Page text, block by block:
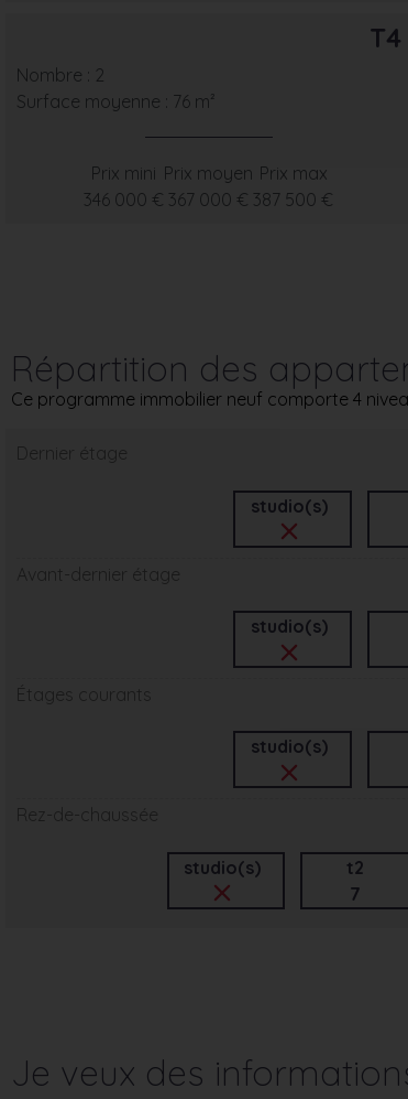
T4
Nombre : 2
Surface moyenne : 76 m²
Prix mini
346 000 €
Prix moyen
367 000 €
Prix max
387 500 €
Répartition des
Ce programme immobilier neuf comporte 4
Dernier étage
studio(s)
Avant-dernier étage
studio(s)
Étages courants
studio(s)
Rez-de-chaussée
studio(s)
t2
7
Je veux des